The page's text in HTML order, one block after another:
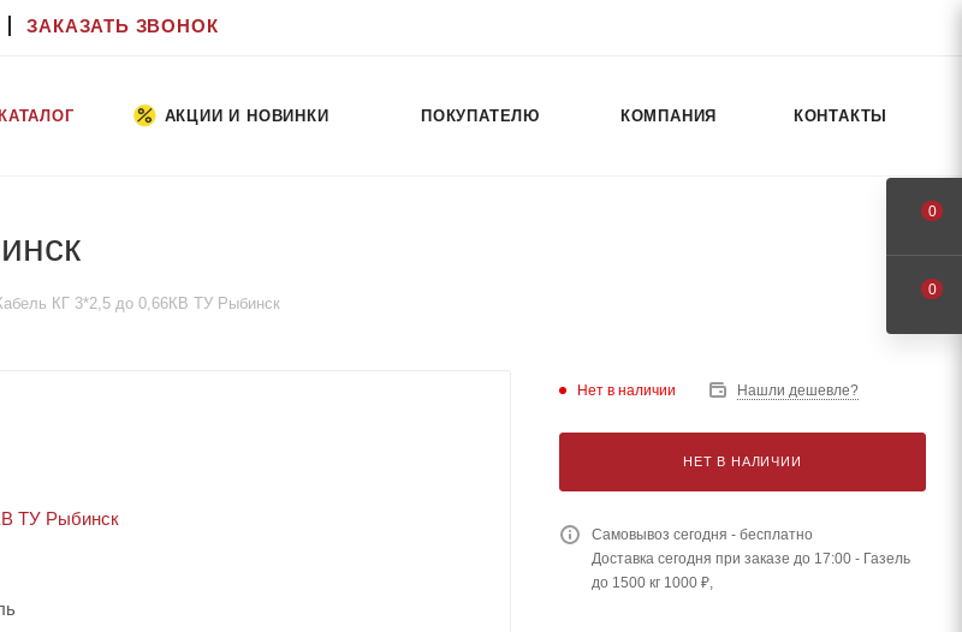
ЗАКАЗАТЬ ЗВОНОК
КАТАЛОГ АКЦИИ И НОВИНКИ ПОКУПАТЕЛЮ КОМПАНИЯ КОНТАКТЫ
КГ 3*2,5 до 0,66КВ ТУ Рыбинск
Нет в наличии Нашли дешевле?
НЕТ В НАЛИЧИИ
Самовывоз сегодня - бесплатно
Доставка сегодня при заказе до 17:00 - Газель
до 1500 кг 1000 ₽,
0
0